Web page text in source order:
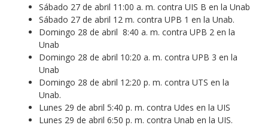
Sábado 27 de abril 11:00 a. m. contra UIS B en la Unab
Sábado 27 de abril 12 m. contra UPB 1 en la Unab.
Domingo 28 de abril 8:40 a. m. contra UPB 2 en la
Unab
Domingo 28 de abril 10:20 a. m. contra UPB 3 en la
Unab
Domingo 28 de abril 12:20 p. m. contra UTS en la
Unab.
Lunes 29 de abril 5:40 p. m. contra Udes en la UIS
Lunes 29 de abril 6:50 p. m. contra Unab en la UIS.